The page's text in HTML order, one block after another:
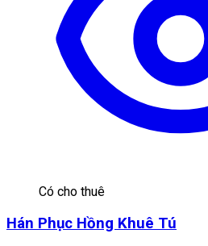
Có cho thuê
Hán Phục Hồng Khuê Tú